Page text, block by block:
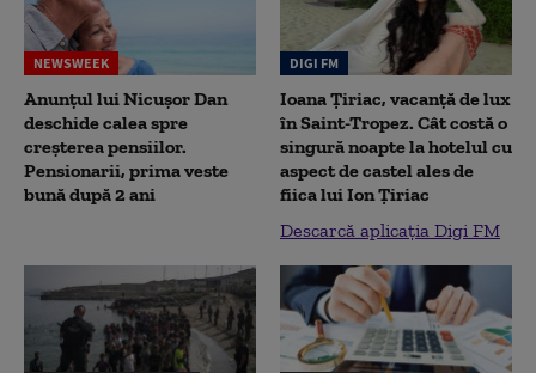
NEWSWEEK
Anunțul lui Nicușor Dan
deschide calea spre
creșterea pensiilor.
Pensionarii, prima veste
bună după 2 ani
DIGI FM
Ioana Țiriac, vacanță de lux
în Saint-Tropez. Cât costă o
singură noapte la hotelul cu
aspect de castel ales de
fiica lui Ion Țiriac
Descarcă aplicația Digi FM